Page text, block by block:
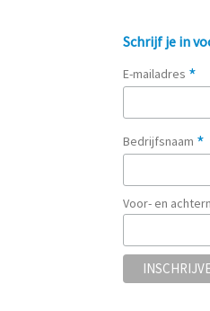
Schrijf je in
E-mailadres *
Bedrijfsnaam *
Voor- en